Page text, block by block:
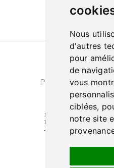
Nous
d'autres
pour
de
vous
ciblées,
notre site
Conditions
Politique de